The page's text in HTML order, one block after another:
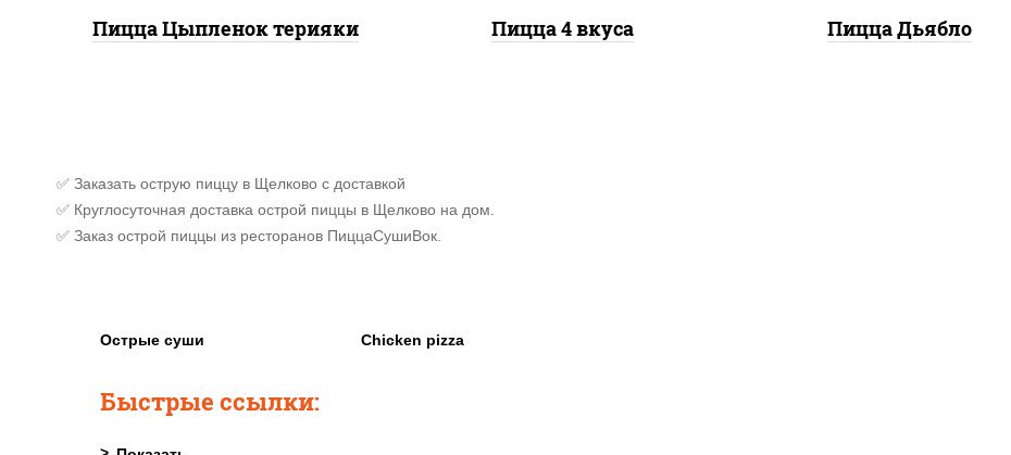
Пицца Цыпленок терияки Пицца 4 вкуса Пицца Дьябло
✅ Заказать острую пиццу в Щелково с доставкой
✅ Круглосуточная доставка острой пиццы в Щелково на дом.
✅ Заказ острой пиццы из ресторанов ПиццаСушиВок.
Острые суши Chicken pizza
Быстрые ссылки: